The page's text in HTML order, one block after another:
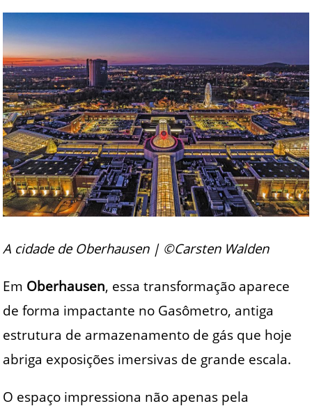
A cidade de Oberhausen | ©Carsten Walden
Em Oberhausen, essa transformação aparece
de forma impactante no Gasômetro, antiga
estrutura de armazenamento de gás que hoje
abriga exposições imersivas de grande escala.
O espaço impressiona não apenas pela